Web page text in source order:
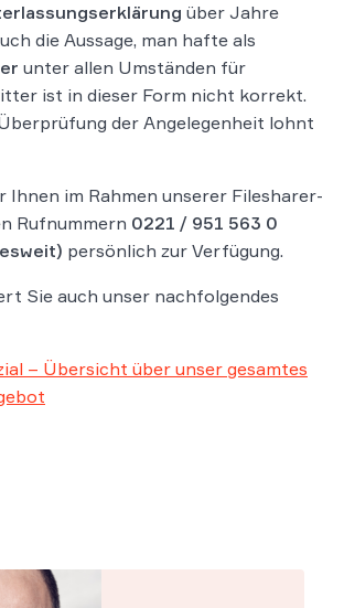
über Jahre
die Aussage, man hafte als
unter allen Umständen für
ist in dieser Form nicht korrekt.
der Angelegenheit lohnt
Ihnen im Rahmen unserer Filesharer-
Rufnummern 0221 / 951 563 0
persönlich zur Verfügung.
Sie auch unser nachfolgendes
– Übersicht über unser gesamtes